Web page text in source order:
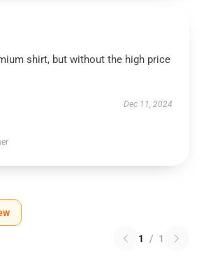
shirt, but without the high price
Dec 11, 2024
1 / 1